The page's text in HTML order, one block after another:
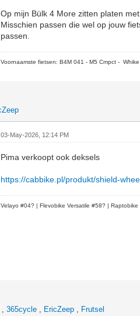
Op mijn Bülk 4 More zitten platen
Misschien passen die wel op jouw
passen.
Voornaamste fietsen: B4M 041 - M5 Cmpct -
03-May-2026, 12:14 PM
Pima verkoopt ook deksels
https://cabbike.pl/produkt/shield-
Velayo #04? | Flevobike Versatile #58? | Raptobike
,365cycle , EricZeep , Frutsel